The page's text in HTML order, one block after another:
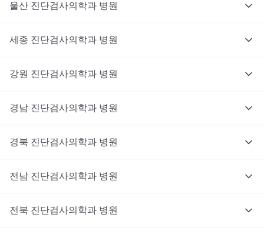
울산 진단검사의학과 병원
세종 진단검사의학과 병원
강원 진단검사의학과 병원
경남 진단검사의학과 병원
경북 진단검사의학과 병원
전남 진단검사의학과 병원
전북 진단검사의학과 병원